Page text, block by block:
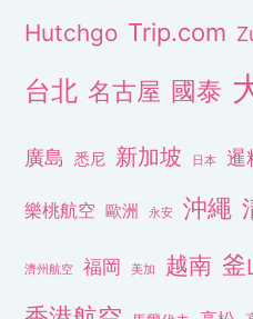
Hutchgo Trip.com
台北 名古屋 國泰
廣島 悉尼 新加坡 日本 暹
樂桃航空 歐洲 永安 沖繩
濟州航空 福岡 美加 越南 釜